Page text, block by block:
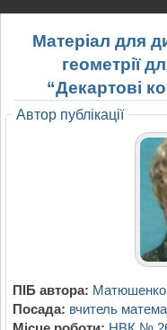
Матеріал для
геометрії
“Декартові
Автор публікації
ПІБ автора: Матюшенко
Посада: вчитель